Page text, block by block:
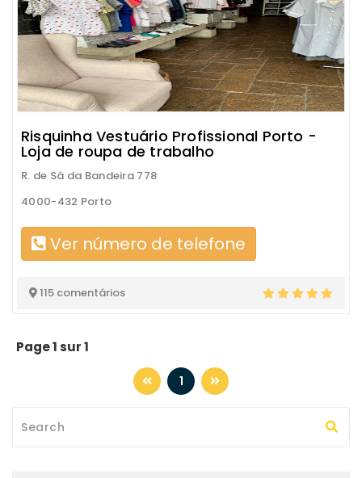
Risquinha Vestuário Profissional Porto -
Loja de roupa de trabalho
R. de Sá da Bandeira 778
4000-432 Porto
Ver número de telefone
115 comentários
Page 1 sur 1
1